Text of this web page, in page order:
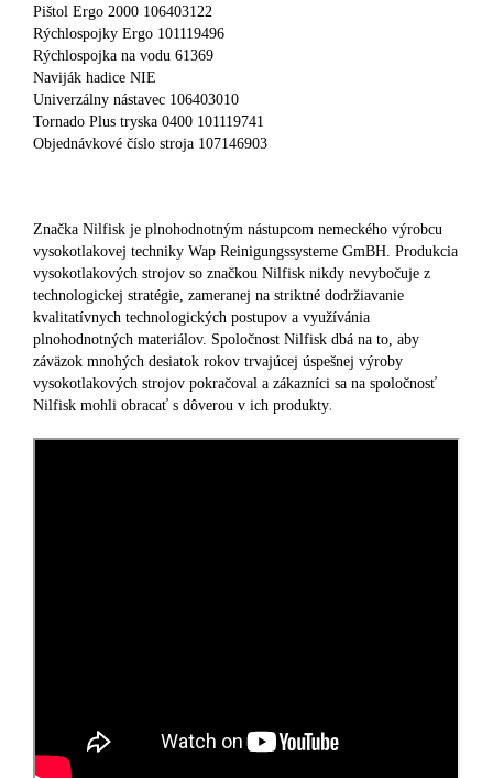
Pištol Ergo 2000 106403122
Rýchlospojky Ergo 101119496
Rýchlospojka na vodu 61369
Naviják hadice NIE
Univerzálny nástavec 106403010
Tornado Plus tryska 0400 101119741
Objednávkové číslo stroja 107146903
Značka Nilfisk je plnohodnotným nástupcom nemeckého výrobcu
vysokotlakovej techniky Wap Reinigungssysteme GmBH. Produkcia
vysokotlakových strojov so značkou Nilfisk nikdy nevybočuje z
technologickej stratégie, zameranej na striktné dodržiavanie
kvalitatívnych technologických postupov a využívánia
plnohodnotných materiálov. Spoločnost Nilfisk dbá na to, aby
záväzok mnohých desiatok rokov trvajúcej úspešnej výroby
vysokotlakových strojov pokračoval a zákazníci sa na spoločnosť
Nilfisk mohli obracať s dôverou v ich produkty.